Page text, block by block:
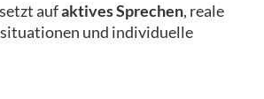
aufaktives Sprechen, reale
und individuelle